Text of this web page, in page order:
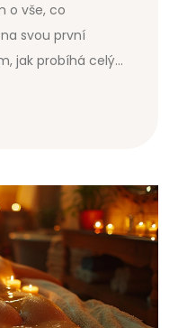
o vše, co
svou první
jak probíhá celý
a vědět, co na vás